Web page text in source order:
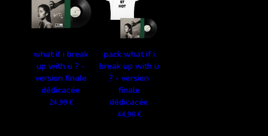
what if i break
up with u ? -
version finale
dédicacée
24,99 €
pack what if i
break up with u
? - version
finale
dédicacée
44,90 €